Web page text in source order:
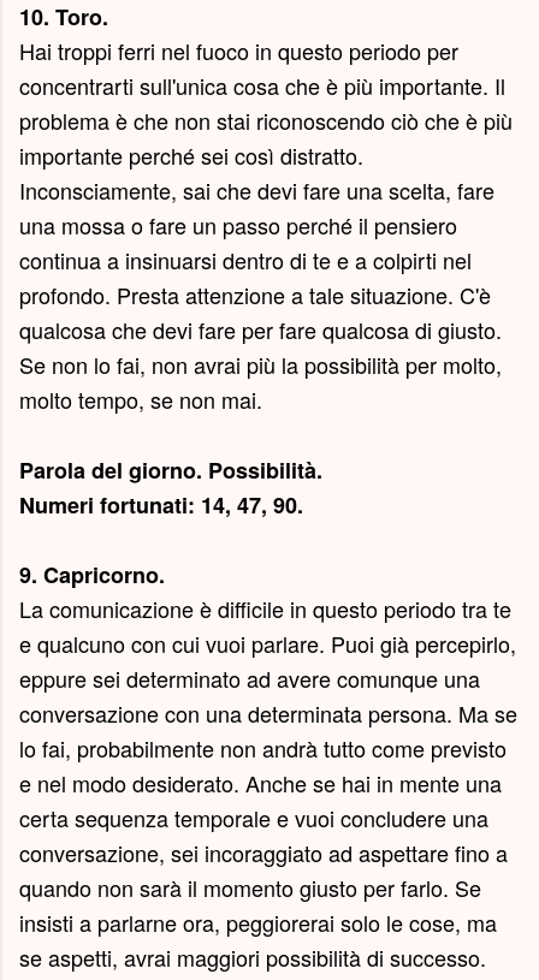
10. Toro.
Hai troppi ferri nel fuoco in questo periodo per
concentrarti sull'unica cosa che è più importante. Il
problema è che non stai riconoscendo ciò che è più
importante perché sei così distratto.
Inconsciamente, sai che devi fare una scelta, fare
una mossa o fare un passo perché il pensiero
continua a insinuarsi dentro di te e a colpirti nel
profondo. Presta attenzione a tale situazione. C'è
qualcosa che devi fare per fare qualcosa di giusto.
Se non lo fai, non avrai più la possibilità per molto,
molto tempo, se non mai.
Parola del giorno. Possibilità.
Numeri fortunati: 14, 47, 90.
9. Capricorno.
La comunicazione è difficile in questo periodo tra te
e qualcuno con cui vuoi parlare. Puoi già percepirlo,
eppure sei determinato ad avere comunque una
conversazione con una determinata persona. Ma se
lo fai, probabilmente non andrà tutto come previsto
e nel modo desiderato. Anche se hai in mente una
certa sequenza temporale e vuoi concludere una
conversazione, sei incoraggiato ad aspettare fino a
quando non sarà il momento giusto per farlo. Se
insisti a parlarne ora, peggiorerai solo le cose, ma
se aspetti, avrai maggiori possibilità di successo.